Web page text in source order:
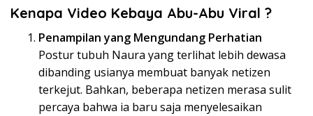
Kenapa Video Kebaya Abu-Abu Viral ?
Penampilan yang Mengundang Perhatian
Postur tubuh Naura yang terlihat lebih dewasa
dibanding usianya membuat banyak netizen
terkejut. Bahkan, beberapa netizen merasa sulit
percaya bahwa ia baru saja menyelesaikan